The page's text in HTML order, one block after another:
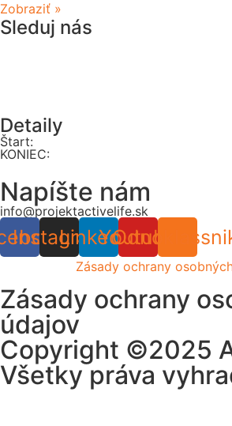
Zobraziť »
Sleduj nás
Detaily
Štart:
KONIEC:
Napíšte nám
info@projektactivelife.sk
Instagram
Linkedin
Youtube
Zásady ochrany
Zásady ochrany
údajov
Copyright ©2025
Všetky práva